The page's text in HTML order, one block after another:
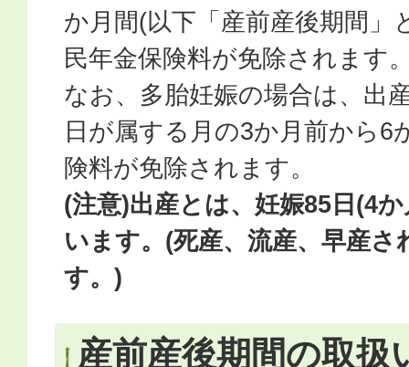
か月間(以下「産前産後期間」
民年金保険料が免除されます
なお、多胎妊娠の場合は、出
日が属する月の3か月前から6
険料が免除されます。
(注意)出産とは、妊娠85日(4
います。(死産、流産、早産さ
す。)
産前産後期間の取扱